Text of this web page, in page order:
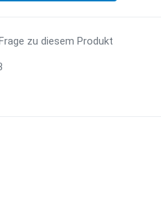
zu diesem Produkt